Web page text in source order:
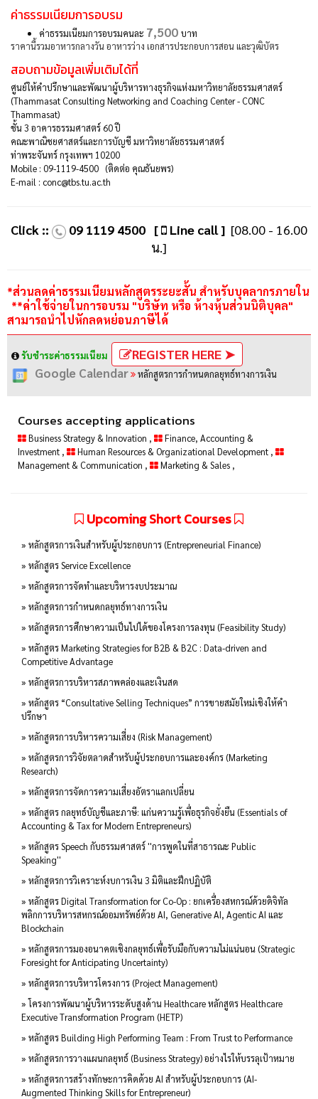
ค่าธรรมเนียมการอบรม
ค่าธรรมเนียมการอบรมคนละ 7,500 บาท
ราคานี้รวมอาหารกลางวัน อาหารว่าง เอกสารประกอบการสอน และวุฒิบัตร
สอบถามข้อมูลเพิ่มเติมได้ที่
ศูนย์ให้คำปรึกษาและพัฒนาผู้บริหารทางธุรกิจแห่งมหาวิทยาลัยธรรมศาสตร์
(Thammasat Consulting Networking and Coaching Center - CONC
Thammasat)
ชั้น 3 อาคารธรรมศาสตร์ 60 ปี
คณะพาณิชยศาสตร์และการบัญชี มหาวิทยาลัยธรรมศาสตร์
ท่าพระจันทร์ กรุงเทพฯ 10200
Mobile : 09-1119-4500 (ติดต่อ คุณธันยพร)
E-mail : conc@tbs.tu.ac.th
Click :: 09 1119 4500 [ Line call ] [08.00 - 16.00
น.]
*ส่วนลดค่าธรรมเนียมหลักสูตรระยะสั้น สำหรับบุคลากรภายใน
**ค่าใช้จ่ายในการอบรม "บริษัท หรือ ห้างหุ้นส่วนนิติบุคล"
สามารถนำไปหักลดหย่อนภาษีได้
รับชำระค่าธรรมเนียม REGISTER HERE ➤
Google Calendar หลักสูตรการกำหนดกลยุทธ์ทางการเงิน
Courses accepting applications
Business Strategy & Innovation ,
Finance, Accounting &
Investment , Human Resources & Organizational Development ,
Management & Communication , Marketing & Sales ,
Upcoming Short Courses
» หลักสูตรการเงินสำหรับผู้ประกอบการ (Entrepreneurial Finance)
» หลักสูตร Service Excellence
» หลักสูตรการจัดทำและบริหารงบประมาณ
» หลักสูตรการกำหนดกลยุทธ์ทางการเงิน
» หลักสูตรการศึกษาความเป็นไปได้ของโครงการลงทุน (Feasibility Study)
» หลักสูตร Marketing Strategies for B2B & B2C : Data-driven and
Competitive Advantage
» หลักสูตรการบริหารสภาพคล่องและเงินสด
» หลักสูตร “Consultative Selling Techniques” การขายสมัยใหม่เชิงให้คำ
ปรึกษา
» หลักสูตรการบริหารความเสี่ยง (Risk Management)
» หลักสูตรการวิจัยตลาดสำหรับผู้ประกอบการและองค์กร (Marketing
Research)
» หลักสูตรการจัดการความเสี่ยงอัตราแลกเปลี่ยน
» หลักสูตร กลยุทธ์บัญชีและภาษี: แก่นความรู้เพื่อธุรกิจยั่งยืน (Essentials of
Accounting & Tax for Modern Entrepreneurs)
» หลักสูตร Speech กับธรรมศาสตร์ ''การพูดในที่สาธารณะ Public
Speaking''
» หลักสูตรการวิเคราะห์งบการเงิน 3 มิติและฝึกปฏิบัติ
» หลักสูตร Digital Transformation for Co-Op : ยกเครื่องสหกรณ์ด้วยดิจิทัล
พลิกการบริหารสหกรณ์ออมทรัพย์ด้วย AI, Generative AI, Agentic AI และ
Blockchain
» หลักสูตรการมองอนาคตเชิงกลยุทธ์เพื่อรับมือกับความไม่แน่นอน (Strategic
Foresight for Anticipating Uncertainty)
» หลักสูตรการบริหารโครงการ (Project Management)
» โครงการพัฒนาผู้บริหารระดับสูงด้าน Healthcare หลักสูตร Healthcare
Executive Transformation Program (HETP)
» หลักสูตร Building High Performing Team : From Trust to Performance
» หลักสูตรการวางแผนกลยุทธ์ (Business Strategy) อย่างไรให้บรรลุเป้าหมาย
» หลักสูตรการสร้างทักษะการคิดด้วย AI สำหรับผู้ประกอบการ (AI-
Augmented Thinking Skills for Entrepreneur)